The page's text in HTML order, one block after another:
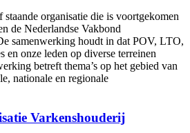
organisatie die is voortgekomen
de Nederlandse Vakbond
samenwerking houdt in dat POV, LTO,
en onze leden op diverse terreinen
betreft thema’s op het gebied van
nationale en regionale
Varkenshouderij